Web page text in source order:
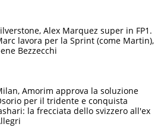
Alex Marquez super in FP1.
lavora per la Sprint (come Martin),
Bezzecchi
Amorim approva la soluzione
per il tridente e conquista
la frecciata dello svizzero all'ex